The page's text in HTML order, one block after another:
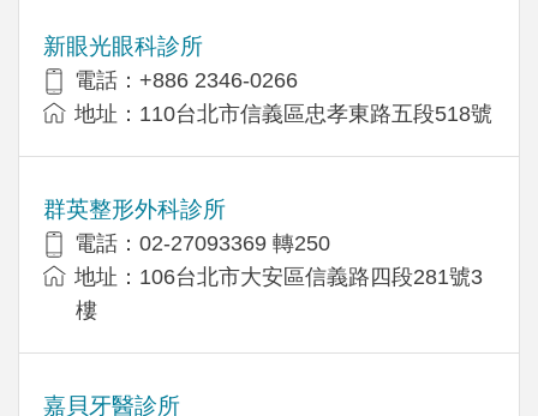
新眼光眼科診所
電話：+886 2346-0266
地址：110台北市信義區忠孝東路五段518號
群英整形外科診所
電話：02-27093369 轉250
地址：106台北市大安區信義路四段281號3
樓
嘉貝牙醫診所